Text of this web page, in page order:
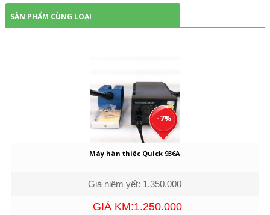
SẢN PHẨM CÙNG LOẠI
-7%
Máy hàn thiếc Quick 936A
Giá niêm yết: 1.350.000
GIÁ KM:1.250.000